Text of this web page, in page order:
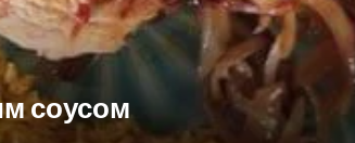
соусом